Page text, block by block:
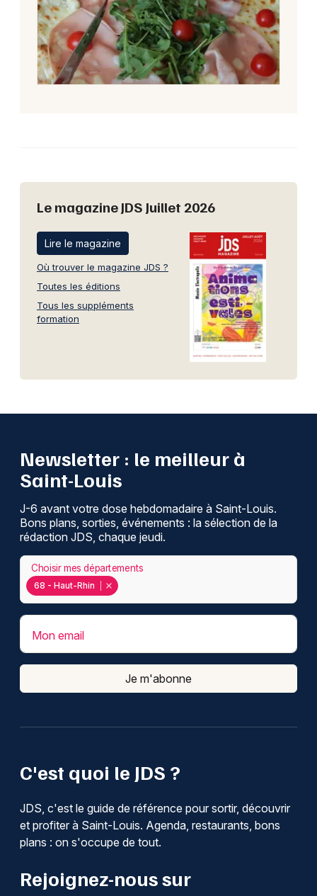
Le magazine JDS Juillet 2026
Lire le magazine
Où trouver le magazine JDS ?
Toutes les éditions
Tous les suppléments
formation
C'est quoi le JDS ?
JDS, c'est le guide de référence pour sortir, découvrir
et profiter à Saint-Louis. Agenda, restaurants, bons
plans : on s'occupe de tout.
Rejoignez-nous sur
Newsletter : le meilleur à
Saint-Louis
J-6 avant votre dose hebdomadaire à Saint-Louis.
Bons plans, sorties, événements : la sélection de la
rédaction JDS, chaque jeudi.
68 - Haut-Rhin
Choisir mes départements
Mon email
Je m'abonne